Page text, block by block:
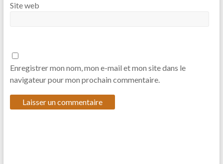
Site web
Enregistrer mon nom, mon e-mail et mon site dans le
navigateur pour mon prochain commentaire.